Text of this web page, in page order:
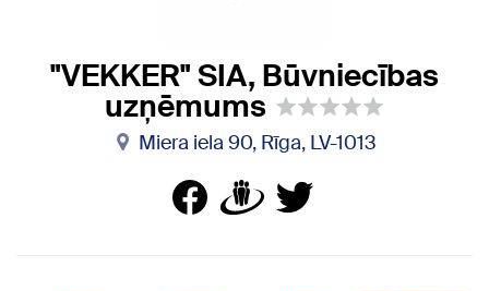
"VEKKER" SIA, Būvniecības
uzņēmums
Miera iela 90, Rīga, LV-1013